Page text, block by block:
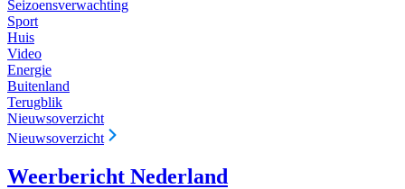
Seizoensverwachting
Sport
Huis
Video
Energie
Buitenland
Terugblik
Nieuwsoverzicht
Nieuwsoverzicht
Weerbericht Nederland